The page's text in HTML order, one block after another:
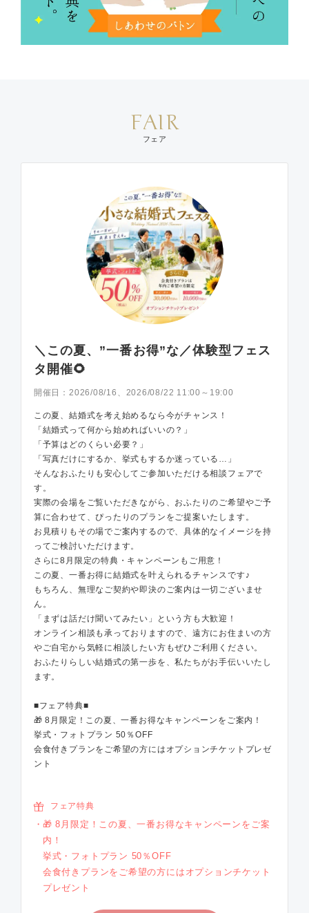
FAIR
フェア
＼この夏、”一番お得”な／体験型フェス
タ開催🌻
開催日： 2026/08/16、2026/08/22 11:00～19:00
この夏、結婚式を考え始めるなら今がチャンス！
「結婚式って何から始めればいいの？」
「予算はどのくらい必要？」
「写真だけにするか、挙式もするか迷っている…」
そんなおふたりも安心してご参加いただける相談フェアで
す。
実際の会場をご覧いただきながら、おふたりのご希望やご予
算に合わせて、ぴったりのプランをご提案いたします。
お見積りもその場でご案内するので、具体的なイメージを持
ってご検討いただけます。
さらに8月限定の特典・キャンペーンもご用意！
この夏、一番お得に結婚式を叶えられるチャンスです♪
もちろん、無理なご契約や即決のご案内は一切ございませ
ん。
「まずは話だけ聞いてみたい」という方も大歓迎！
オンライン相談も承っておりますので、遠方にお住まいの方
やご自宅から気軽に相談したい方もぜひご利用ください。
おふたりらしい結婚式の第一歩を、私たちがお手伝いいたし
ます。
■フェア特典■
🎁 8月限定！この夏、一番お得なキャンペーンをご案内！
挙式・フォトプラン 50％OFF
会食付きプランをご希望の方にはオプションチケットプレゼ
ント
フェア特典
🎁 8月限定！この夏、一番お得なキャンペーンをご案
内！
挙式・フォトプラン 50％OFF
会食付きプランをご希望の方にはオプションチケット
プレゼント